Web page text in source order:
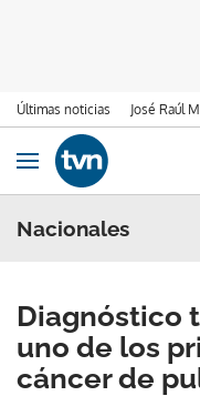
Últimas noticias José Raúl
Ir al contenido
Obrir navegació
Nacionales
Diagnóstico
uno de los
cáncer de